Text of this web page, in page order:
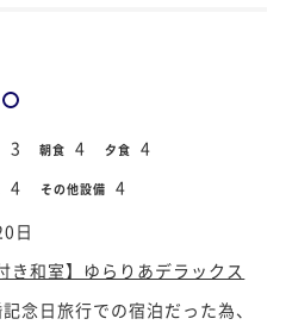
3 朝食 4 夕食 4
4 その他設備 4
日
き和室】ゆらりあデラックス
念日旅行での宿泊だった為、